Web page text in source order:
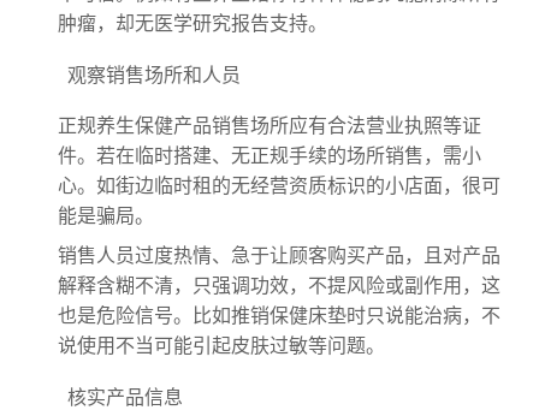
肿瘤，却无医学研究报告支持。
观察销售场所和人员
正规养生保健产品销售场所应有合法营业执照等证
件。若在临时搭建、无正规手续的场所销售，需小
心。如街边临时租的无经营资质标识的小店面，很可
能是骗局。
销售人员过度热情、急于让顾客购买产品，且对产品
解释含糊不清，只强调功效，不提风险或副作用，这
也是危险信号。比如推销保健床垫时只说能治病，不
说使用不当可能引起皮肤过敏等问题。
核实产品信息